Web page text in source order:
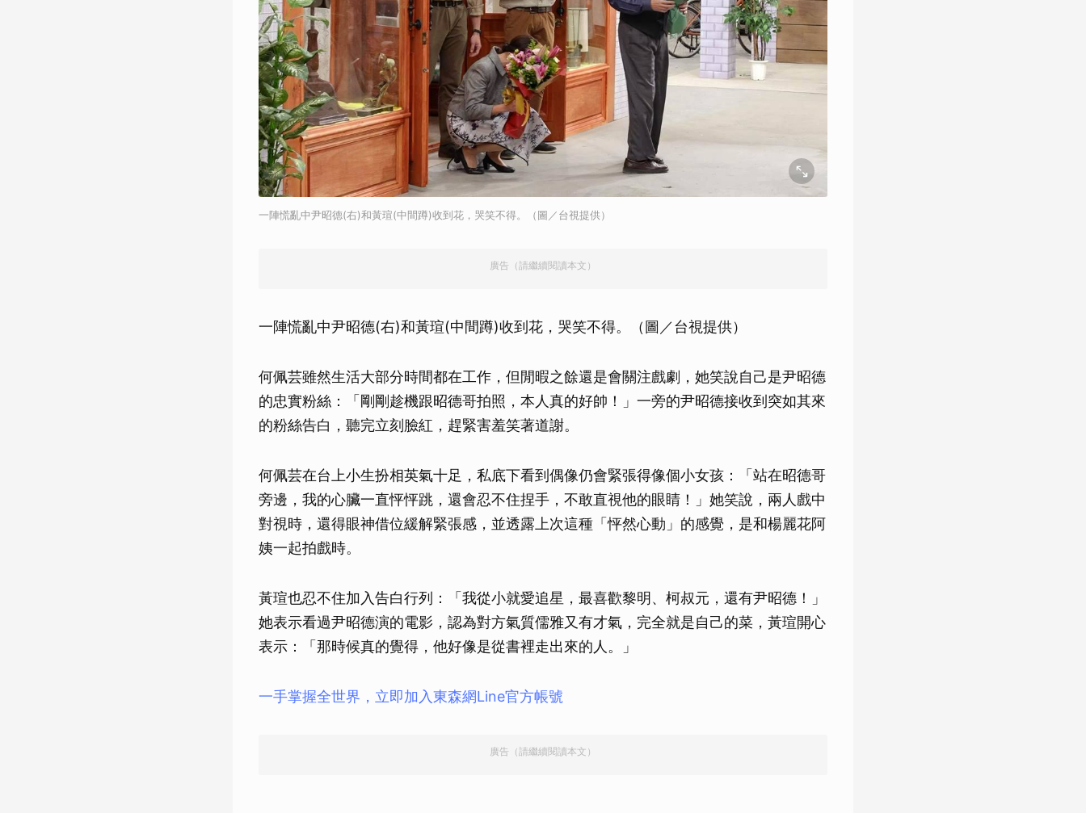
一陣慌亂中尹昭德(右)和黃瑄(中間蹲)收到花，哭笑不得。（圖／台視提供）
廣告（請繼續閱讀本文）
一陣慌亂中尹昭德(右)和黃瑄(中間蹲)收到花，哭笑不得。（圖／台視提供）
何佩芸雖然生活大部分時間都在工作，但閒暇之餘還是會關注戲劇，她笑說自己是尹昭德
的忠實粉絲：「剛剛趁機跟昭德哥拍照，本人真的好帥！」一旁的尹昭德接收到突如其來
的粉絲告白，聽完立刻臉紅，趕緊害羞笑著道謝。
何佩芸在台上小生扮相英氣十足，私底下看到偶像仍會緊張得像個小女孩：「站在昭德哥
旁邊，我的心臟一直怦怦跳，還會忍不住捏手，不敢直視他的眼睛！」她笑說，兩人戲中
對視時，還得眼神借位緩解緊張感，並透露上次這種「怦然心動」的感覺，是和楊麗花阿
姨一起拍戲時。
黃瑄也忍不住加入告白行列：「我從小就愛追星，最喜歡黎明、柯叔元，還有尹昭德！」
她表示看過尹昭德演的電影，認為對方氣質儒雅又有才氣，完全就是自己的菜，黃瑄開心
表示：「那時候真的覺得，他好像是從書裡走出來的人。」
一手掌握全世界，立即加入東森網Line官方帳號
廣告（請繼續閱讀本文）
取消